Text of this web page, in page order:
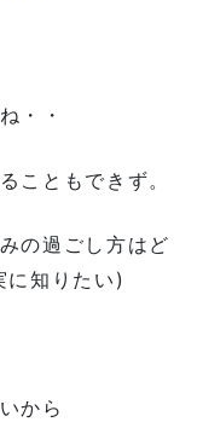
・・
こともできず。
の過ごし方はど
に知りたい)
から